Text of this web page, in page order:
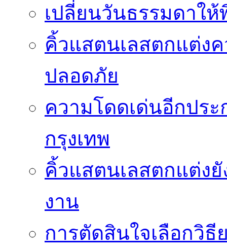
เปลี่ยนวันธรรมดาใ
คิ้วแสตนเลสตกแต่ง
ปลอดภัย
ความโดดเด่นอีกปร
กรุงเทพ
คิ้วแสตนเลสตกแต่ง
งาน
การตัดสินใจเลือกวิ